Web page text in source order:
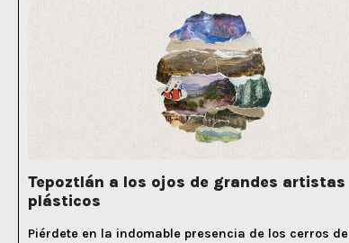
Tepoztlán a los ojos de grandes artistas
plásticos
Piérdete en la indomable presencia de los cerros de